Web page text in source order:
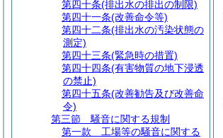
第四十条(排出水の排出の制限)
第四十一条(改善命令等)
第四十二条(排出水の汚染状態の
測定)
第四十三条(緊急時の措置)
第四十四条(有害物質の地下浸透
の禁止)
第四十五条(改善勧告及び改善命
令)
第三節
騒音に関する規制
第一款
工場等の騒音に関する